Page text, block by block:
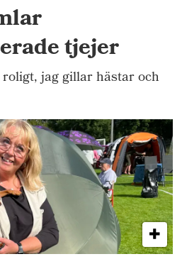
tjejer
jag gillar hästar och